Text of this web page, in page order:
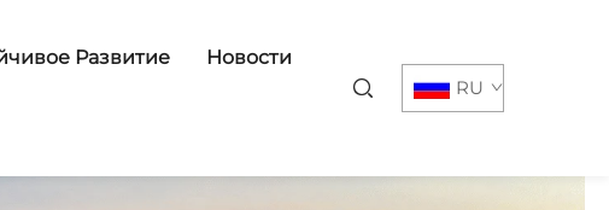
Развитие Новости
RU